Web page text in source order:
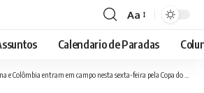
Font
Resizer
Aa
Calendario de Paradas
entram em campo nesta sexta-feira pela Copa do Mundo; veja horários e onde assistir